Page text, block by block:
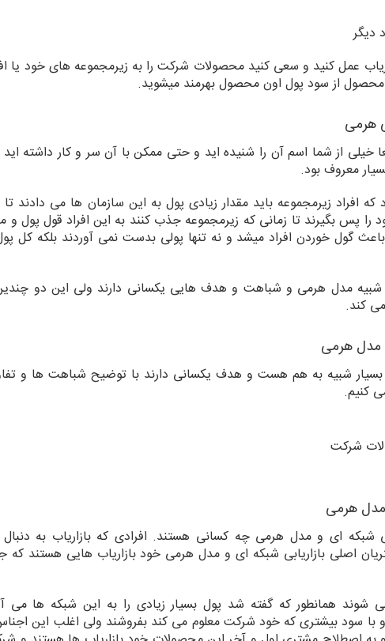
دیگر
عمل کنید و سعی کنید محصولات شرکت را به زیرمجموعه های خود یا
از سود پول اون محصول بهرمند میشوید.
هرمی
از شما اسم آن را شنیده اید و حتی ممکن با آن سر و کار داشته اید
معروف بود.
افراد زیرمجموعه باید مقدار زیادی پول به این سازمان ها می دادند تا
پس بگیرند تا زمانی که زیرمجموعه جذب کنند به این افراد قول پول و
گول خوردن افراد میشد و نه تنها پولی بدست نمی آوردند بلکه کل
شبیه مدل هرمی و شباهت و هدف هایی یکسانی دارند ولی این دو
کند.
مدل هرمی
شبیه به هم هست و هدف یکسانی دارند با توضیح شباهت ها و
کنیم.
شرکت
مدل هرمی
شبکه ای و مدل هرمی چه کسانی هستند. افرادی که بازاریاب به
اصلی بازاریابی شبکه ای و مدل هرمی خود بازاریاب هایی هستند
همانطور که گفته شد پول بسیار زیادی را به این شبکه ها می
با سود بیشتری که خود شرکت معلوم می کند بفروشند ولی اغلب این